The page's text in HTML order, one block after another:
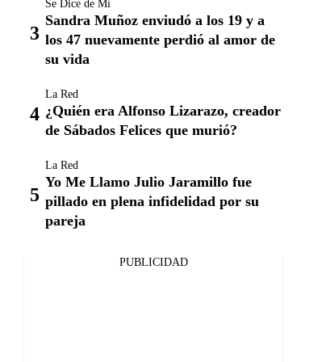
Se Dice de Mí
Sandra Muñoz enviudó a los 19 y a
los 47 nuevamente perdió al amor de
su vida
La Red
¿Quién era Alfonso Lizarazo, creador
de Sábados Felices que murió?
La Red
Yo Me Llamo Julio Jaramillo fue
pillado en plena infidelidad por su
pareja
PUBLICIDAD